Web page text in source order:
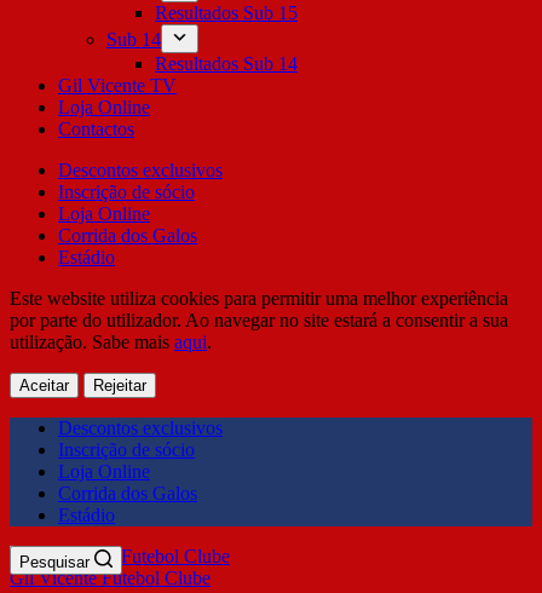
Resultados Sub 15
Sub 14
Resultados Sub 14
Gil Vicente TV
Loja Online
Contactos
Descontos exclusivos
Inscrição de sócio
Loja Online
Corrida dos Galos
Estádio
Este website utiliza cookies para permitir uma melhor experiência
por parte do utilizador. Ao navegar no site estará a consentir a sua
utilização. Sabe mais aqui.
Aceitar Rejeitar
Descontos exclusivos
Inscrição de sócio
Loja Online
Corrida dos Galos
Estádio
Gil Vicente Futebol Clube
Pesquisar